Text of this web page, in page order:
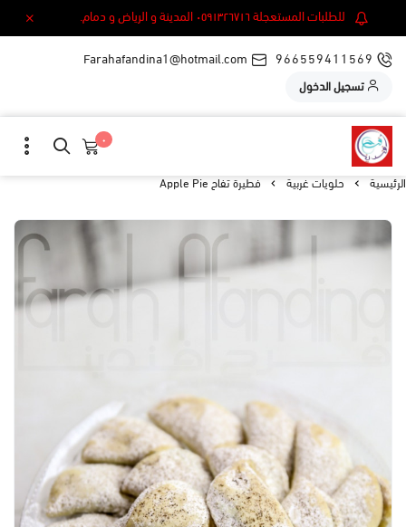
للطلبات المستعجلة ٠٥٩١٣٢٦٧١٦ المدينة و الرياض و دمام.
966559411569
Farahafandina1@hotmail.com
تسجيل الدخول
٠
الرئيسية حلويات غربية فطيرة تفاح Apple Pie